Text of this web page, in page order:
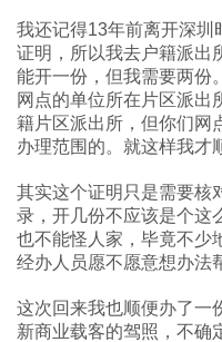
我还记得13年前离开深圳
证明，所以我去户籍派出
能开一份，但我需要两份
网点的单位所在片区派出
籍片区派出所，但你们网
办理范围的。就这样我才
其实这个证明只是需要核
录，开几份不应该是个这
也不能怪人家，毕竟不少
经办人员愿不愿意想办法
这次回来我也顺便办了一
新商业载客的驾照，不确